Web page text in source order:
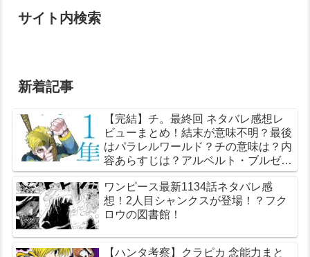
サイト内検索
新着記事
【完結】チ。最終回 ネタバレ感想レ
ビューまとめ！結末が意味不明？最後
はパラレルワールド？チの意味は？内
容あらすじは？アルベルト・ブルゼフ
スキとは？【総合評価評判】【地球の
運動について】
ワンピース最新1134話ネタバレ感
想！2人目シャンクスが登場！？フク
ロウの図書館！
【ハンタ考察】クラピカ 念能力まと